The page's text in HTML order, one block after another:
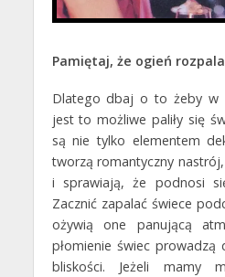
Pamiętaj, że ogień
Dlatego dbaj o to żeby w
jest to możliwe paliły się
są nie tylko elementem
tworzą romantyczny
i sprawiają, że podnosi
Zacznić zapalać świece
ożywią one panującą
płomienie świec prowadzą
bliskości. Jeżeli mamy